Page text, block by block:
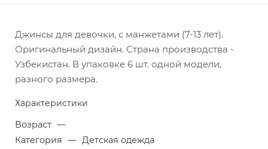
Джинсы для девочки, с манжетами (7-13 лет).
Оригинальный дизайн. Страна производства -
Узбекистан. В упаковке 6 шт. одной модели,
разного размера.
Характеристики
Возраст —
Категория — Детская одежда